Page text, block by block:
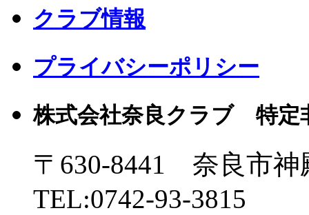
クラブ情報
プライバシーポリシー
株式会社奈良クラブ 特定
〒630-8441 奈良市
TEL:0742-93-3815